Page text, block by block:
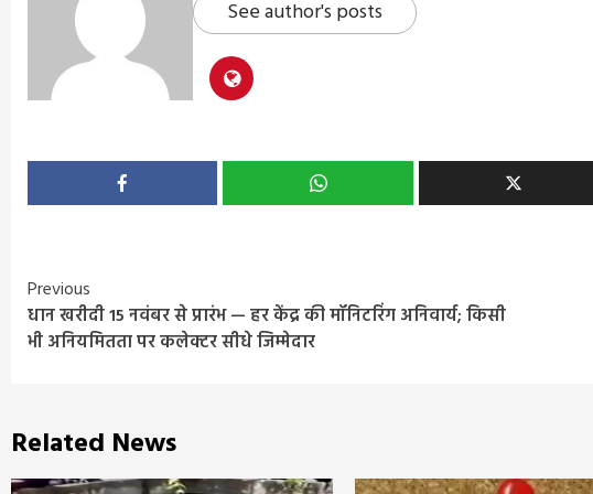
See author's posts
Continue
Reading
Previous
धान खरीदी 15 नवंबर से प्रारंभ — हर केंद्र की मॉनिटरिंग अनिवार्य; किसी
भी अनियमितता पर कलेक्टर सीधे जिम्मेदार
Related News